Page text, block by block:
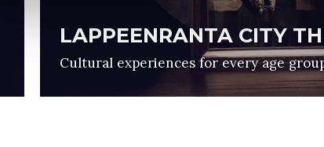
LAPPEENRANTA CITY
Cultural experiences for every age